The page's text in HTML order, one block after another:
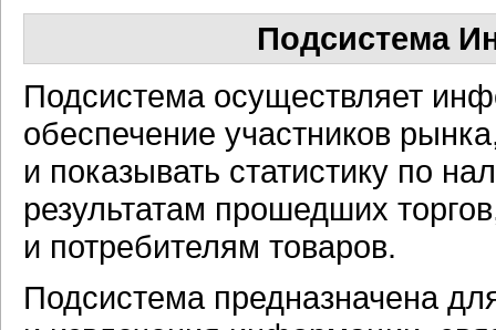
Подсистема
Подсистема осуществляет
обеспечение участников
и показывать статистику по
результатам прошедших
и потребителям товаров.
Подсистема предназначена